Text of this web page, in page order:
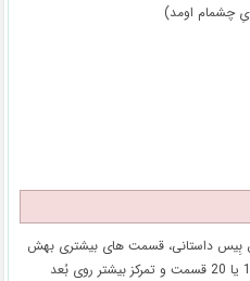
چشمام اومد)
بِیس داستانی، قسمت های بیشتری بهش